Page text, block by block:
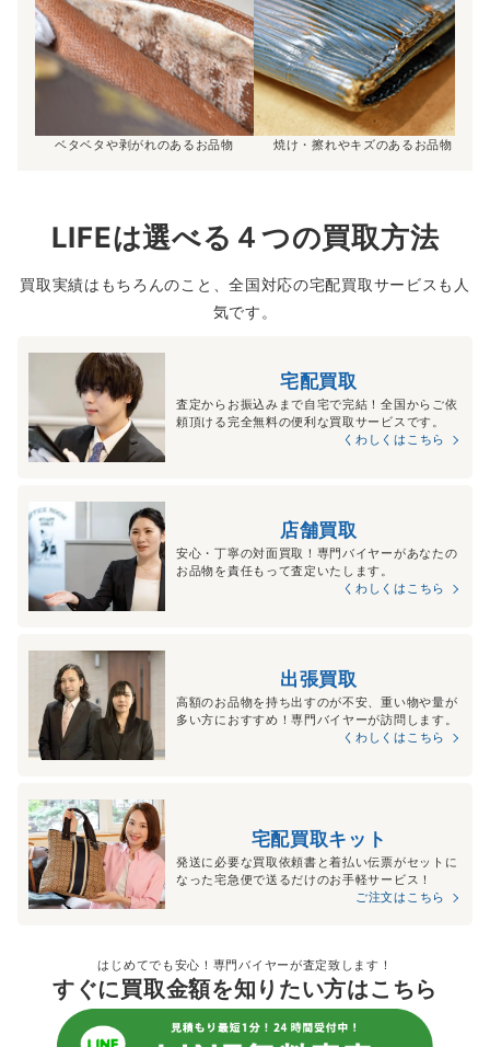
ベタベタや剥がれのあるお品物 焼け・擦れやキズのあるお品物
LIFEは選べる４つの買取方法
買取実績はもちろんのこと、全国対応の宅配買取サービスも人
気です。
宅配買取
査定からお振込みまで自宅で完結！全国からご依
頼頂ける完全無料の便利な買取サービスです。
くわしくはこちら
店舗買取
安心・丁寧の対面買取！専門バイヤーがあなたの
お品物を責任もって査定いたします。
くわしくはこちら
出張買取
高額のお品物を持ち出すのが不安、重い物や量が
多い方におすすめ！専門バイヤーが訪問します。
くわしくはこちら
宅配買取キット
発送に必要な買取依頼書と着払い伝票がセットに
なった宅急便で送るだけのお手軽サービス！
ご注文はこちら
はじめてでも安心！専門バイヤーが査定致します！
すぐに買取金額を知りたい方はこちら